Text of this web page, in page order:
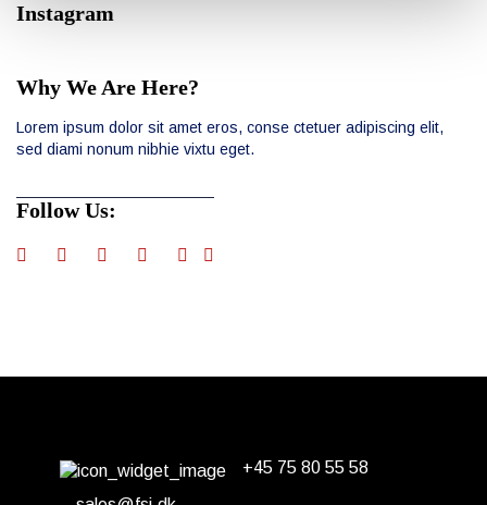
Instagram
Why We Are Here?
Lorem ipsum dolor sit amet eros, conse ctetuer adipiscing elit,
sed diami nonum nibhie vixtu eget.
Follow Us:
Erhvervsparken 14
DK-7160 Tørring
+45 75 80 55 58